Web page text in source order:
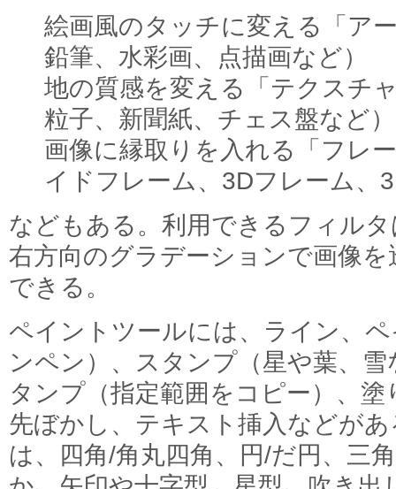
絵画風のタッチに変える「ア
鉛筆、水彩画、点描画など）
地の質感を変える「テクスチ
粒子、新聞紙、チェス盤など）
画像に縁取りを入れる「フレ
イドフレーム、3Dフレーム、
などもある。利用できるフィル
右方向のグラデーションで画像
できる。
ペイントツールには、ライン、
ンペン）、スタンプ（星や葉、
タンプ（指定範囲をコピー）、
先ぼかし、テキスト挿入などが
は、四角/角丸四角、円/だ円、三